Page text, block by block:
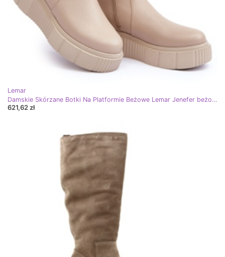
Lemar
Damskie Skórzane Botki Na Platformie Beżowe Lemar Jenefer beżowy
621,62 zł